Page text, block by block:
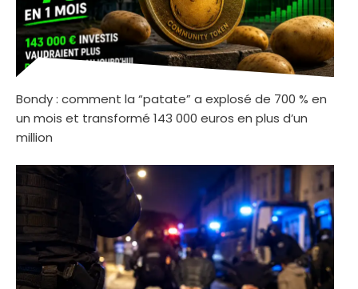
Bondy : comment la “patate” a explosé de 700 % en
un mois et transformé 143 000 euros en plus d’un
million